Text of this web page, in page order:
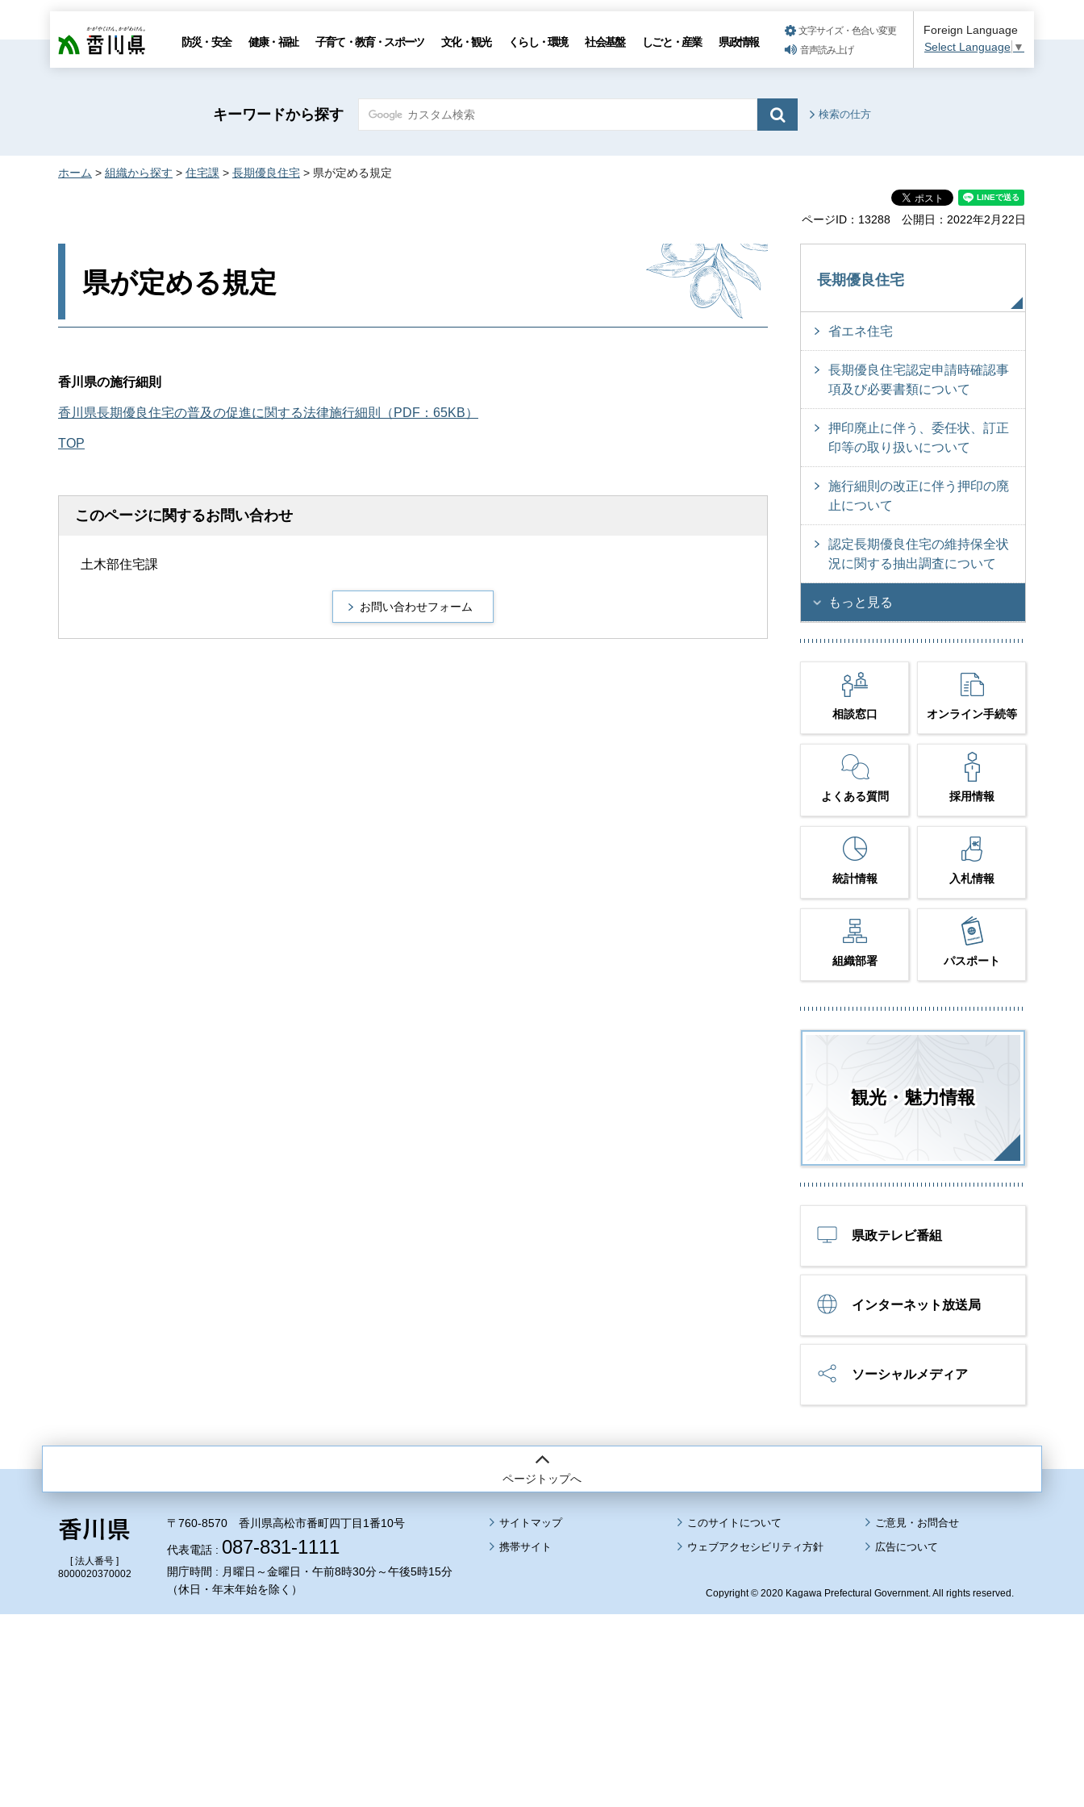
香川県 防災・安全 健康・福祉 子育て・教育・スポーツ 文化・観光 くらし・環境 社会基盤 しごと・産業 県政情報
文字サイズ・色合い変更
音声読み上げ
Foreign Language
Select Language ▼
キーワードから探す 検索の仕方
ホーム > 組織から探す > 住宅課 > 長期優良住宅 > 県が定める規定
ページID：13288 公開日：2022年2月22日
県が定める規定
香川県の施行細則
香川県長期優良住宅の普及の促進に関する法律施行細則（PDF：65KB）
TOP
このページに関するお問い合わせ
土木部住宅課
長期優良住宅
省エネ住宅
長期優良住宅認定申請時確認事
項及び必要書類について
押印廃止に伴う、委任状、訂正
印等の取り扱いについて
施行細則の改正に伴う押印の廃
止について
認定長期優良住宅の維持保全状
況に関する抽出調査について
もっと見る
相談窓口 オンライン手続等
よくある質問 採用情報
統計情報 入札情報
組織部署 パスポート
観光・魅力情報
県政テレビ番組
インターネット放送局
ソーシャルメディア
ページトップへ
[ 法人番号 ]
8000020370002
〒760-8570 香川県高松市番町四丁目1番10号
代表電話 : 087-831-1111
開庁時間 : 月曜日～金曜日・午前8時30分～午後5時15分
（休日・年末年始を除く）
サイトマップ
このサイトについて
携帯サイト
ウェブアクセシビリティ方針 広告について
Copyright © 2020 Kagawa Prefectural Government. All rights reserved.